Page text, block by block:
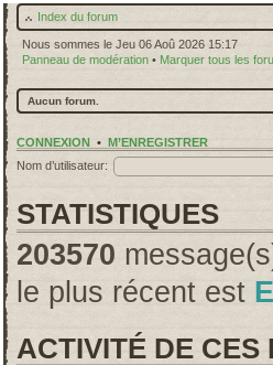
Index du forum
Nous sommes le Jeu 06 Aoû 2026 15:17
Panneau de modération • Marquer tous les
Aucun forum.
CONNEXION • M’ENREGISTRER
Nom d’utilisateur:
STATISTIQUES
203570
le plus récent est
ACTIVITÉ DE CES